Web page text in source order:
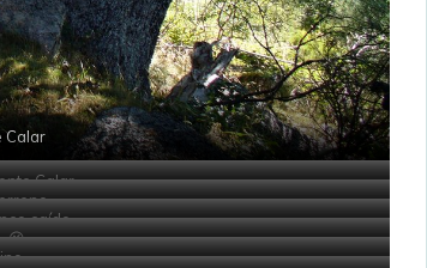
Calar
Calar
caído
😉